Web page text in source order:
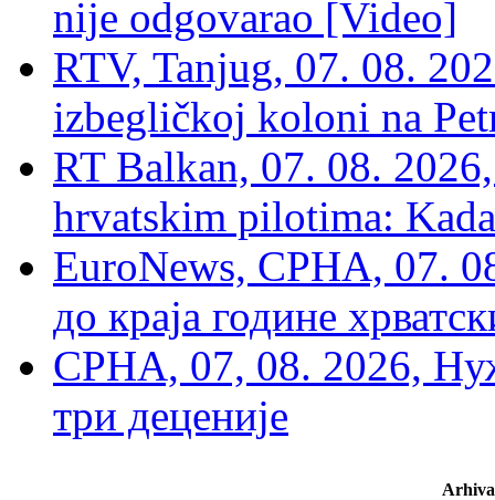
nije odgovarao [Video]
RTV, Tanjug, 07. 08.
izbegličkoj koloni na
RT Balkan, 07. 08.
hrvatskim pilotima:
EuroNews, СРНА, 07.
до краја године
СРНА, 07, 08. 2026,
три деценије